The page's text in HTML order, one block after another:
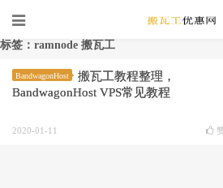
标签：ramnode 搬瓦工
BandwagonHost
搬瓦工教程整理，
BandwagonHost VPS常见教程
2020-01-11